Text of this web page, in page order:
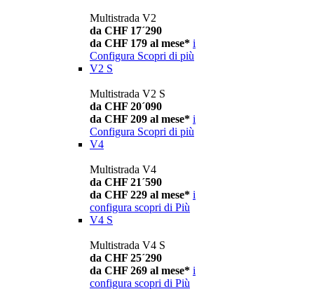
Multistrada V2
da CHF 17´290
da CHF 179 al mese* i
Configura Scopri di più
V2 S
Multistrada V2 S
da CHF 20´090
da CHF 209 al mese* i
Configura Scopri di più
V4
Multistrada V4
da CHF 21´590
da CHF 229 al mese* i
configura scopri di Più
V4 S
Multistrada V4 S
da CHF 25´290
da CHF 269 al mese* i
configura scopri di Più